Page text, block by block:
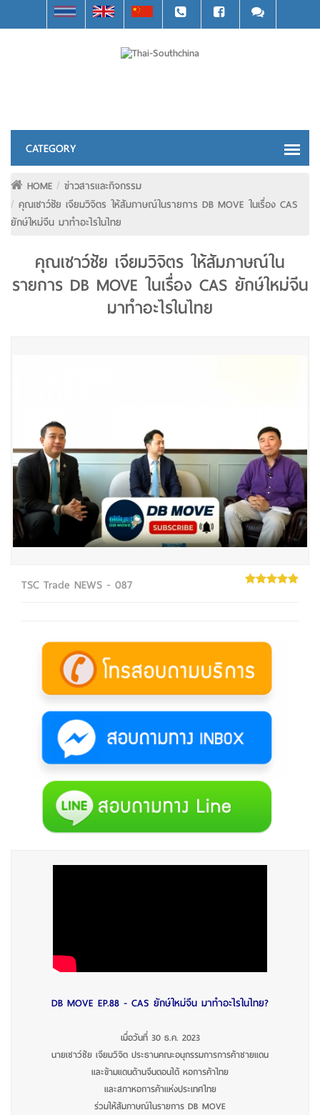
HOME
ข่าวสารและกิจกรรม
คุณเชาว์ชัย เจียมวิจิตร ให้สัมภาษณ์ในรายการ DB MOVE ในเรื่อง CAS
ยักษ์ใหม่จีน มาทำอะไรในไทย
คุณเชาว์ชัย เจียมวิจิตร ให้สัมภาษณ์ใน
รายการ DB MOVE ในเรื่อง CAS ยักษ์ใหม่จีน
มาทำอะไรในไทย
TSC Trade NEWS - 087
DB MOVE EP.88 - CAS ยักษ์ใหม่จีน มาทำอะไรในไทย?
เมื่อวันที่ 30 ธ.ค. 2023
นายเชาว์ชัย เจียมวิจิต ประธานคณะอนุกรรมการการค้าชายแดน
และข้ามแดนด้านจีนตอนใต้ หอการค้าไทย
และสภาหอการค้าแห่งประเทศไทย
ร่วมให้สัมภาษณ์ในรายการ DB MOVE